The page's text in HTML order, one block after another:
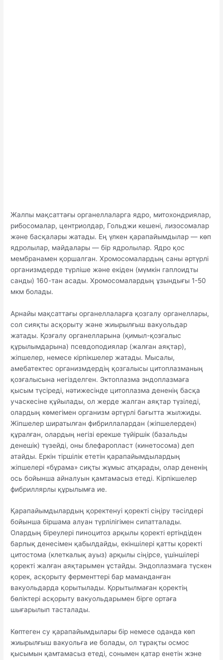
Жалпы мақсаттағы органеллаларга ядро, митохондриялар,
рибосомалар, центриолдар, Гольджи кешені, лизосомалар
және басқалары жатады. Ең үлкен қарапайымдылар — көп
ядролылар, майдалары — бір ядролылар. Ядро қос
мембранамен қоршалган. Хромосомалардың саны әртүрлі
организмдерде түрліше және екіден (мүмкін гаплоидты
санды) 160-тан асады. Хромосомалардың ұзындығы 1-50
мкм болады.
Арнайы мақсаттағы органеллаларға қозгалу органеллары,
сол сияқты асқорыту және жиырылғыш вакуольдар
жатады. Қозғалу органелларына (қимыл-қозғалыс
құрылымдарына) псевдоподиялар (жалған аяқтар),
жіпшелер, немесе кірпікшелер жатады. Мысалы,
амебатектес организмдердің қозгалысы цитоплазманың
қозғалысына негізделген. Эктоплазма эндоплазмаға
қысым түсіреді, нәтижесінде цитоплазма дененің басқа
учаскесіне құйылады, ол жерде жалган аяқтар түзіледі,
олардың көмегімен организм әртүрлі бағытта жылжиды.
Жіпшелер ширатылған фибриллалардан (жіпшелерден)
құралған, олардың негізі ерекше түйіршік (базальды
денешік) түзейді, оны блефаропласт (кинетосома) деп
атайды. Еркін тіршілік ететін қарапайымдылардың
жіпшелері «бұрама» сиқты жұмыс атқарады, олар дененің
ось бойынша айналуын қамтамасыз етеді. Кірпікшелер
фибриллярлы құрылымға ие.
Қарапайымдылардың қоректенуі қоректі сіңіру тәсілдері
бойынша біршама алуан түрлілігімен сипатталады.
Олардың біреулері пиноцитоз арқылы қоректі ертіндіден
барлық денесімен қабылдайды, екіншілері қатты қоректі
цитостома (клеткалық ауыз) арқылы сіңірсе, үшіншілері
қоректі жалған аяқтарымен ұстайды. Эндоплазмаға түскен
қорек, асқорыту ферменттері бар маманданған
вакуольдарда қорытылады. Қорытылмаған қоректің
бөліктері асқорыту вакуольдарымен бірге ортаға
шығарылып тасталады.
Көптеген су қарапайымдылары бір немесе оданда көп
жиырылғыш вакуольға ие болады, ол тұрақты осмос
қысымын қамтамасыз етеді, сонымен қатар енетін жэне